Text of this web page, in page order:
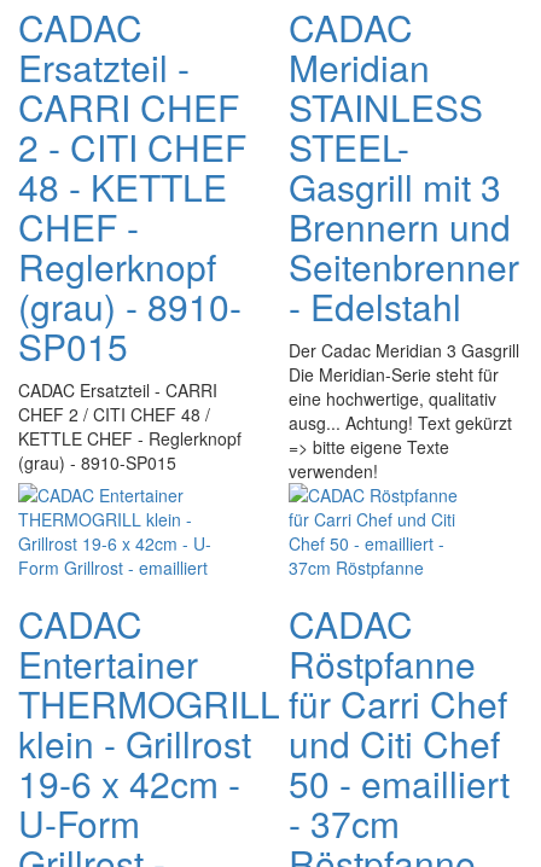
CADAC
Ersatzteil -
CARRI CHEF
2 - CITI CHEF
48 - KETTLE
CHEF -
Reglerknopf
(grau) - 8910-
SP015
CADAC Ersatzteil - CARRI
CHEF 2 / CITI CHEF 48 /
KETTLE CHEF - Reglerknopf
(grau) - 8910-SP015
CADAC
Meridian
STAINLESS
STEEL-
Gasgrill mit 3
Brennern und
Seitenbrenner
- Edelstahl
Der Cadac Meridian 3 Gasgrill
Die Meridian-Serie steht für
eine hochwertige, qualitativ
ausg... Achtung! Text gekürzt
=> bitte eigene Texte
verwenden!
CADAC
Entertainer
THERMOGRILL
klein - Grillrost
19-6 x 42cm -
U-Form
CADAC
Röstpfanne
für Carri Chef
und Citi Chef
50 - emailliert
- 37cm